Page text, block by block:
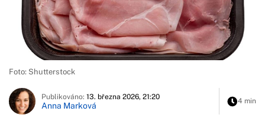
Foto: Shutterstock
Publikováno: 13. března 2026, 21:20
Anna Marková 4 min